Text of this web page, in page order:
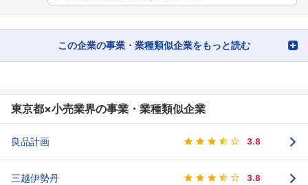
この企業の事業・業種類似企業をもっと読む
東京都×小売業界の事業・業種類似企業
良品計画 3.8
三越伊勢丹 3.8